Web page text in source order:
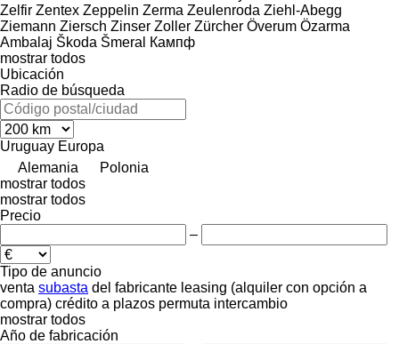
Zelfir Zentex Zeppelin Zerma Zeulenroda Ziehl-Abegg
Ziemann Ziersch Zinser Zoller Zürcher Överum Özarma
Ambalaj Škoda Šmeral
Кампф
mostrar todos
Ubicación
Radio de búsqueda
Uruguay Europa
Alemania
Polonia
mostrar todos
mostrar todos
Precio
–
Tipo de anuncio
venta subasta del fabricante leasing (alquiler con opción a
compra) crédito a plazos permuta intercambio
mostrar todos
Año de fabricación